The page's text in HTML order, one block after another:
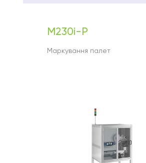
M230i-P
Маркування палет